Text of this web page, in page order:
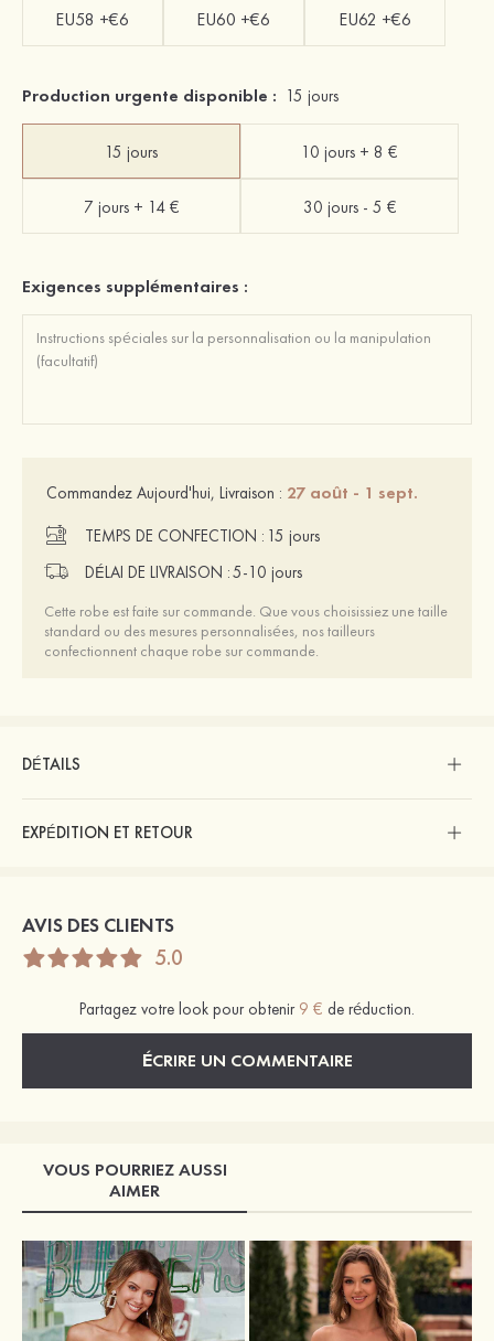
EU58 +€6 EU60 +€6 EU62 +€6
Production urgente disponible : 15 jours
15 jours 10 jours + 8 €
7 jours + 14 € 30 jours - 5 €
Exigences supplémentaires :
Commandez Aujourd'hui, Livraison : 27 août - 1 sept.
TEMPS DE CONFECTION : 15 jours
DÉLAI DE LIVRAISON :5-10 jours
Cette robe est faite sur commande. Que vous choisissiez une taille
standard ou des mesures personnalisées, nos tailleurs
confectionnent chaque robe sur commande.
DÉTAILS
EXPÉDITION ET RETOUR
AVIS DES CLIENTS
5.0
Partagez votre look pour obtenir 9 € de réduction.
ÉCRIRE UN COMMENTAIRE
VOUS POURRIEZ AUSSI
AIMER